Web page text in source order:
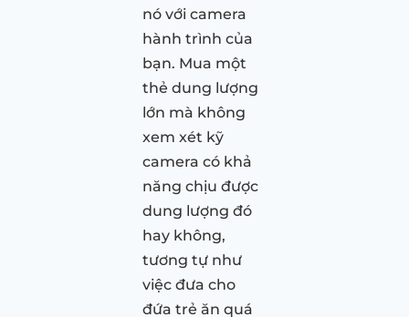
nó với camera
hành trình của
bạn. Mua một
thẻ dung lượng
lớn mà không
xem xét kỹ
camera có khả
năng chịu được
dung lượng đó
hay không,
tương tự như
việc đưa cho
đứa trẻ ăn quá